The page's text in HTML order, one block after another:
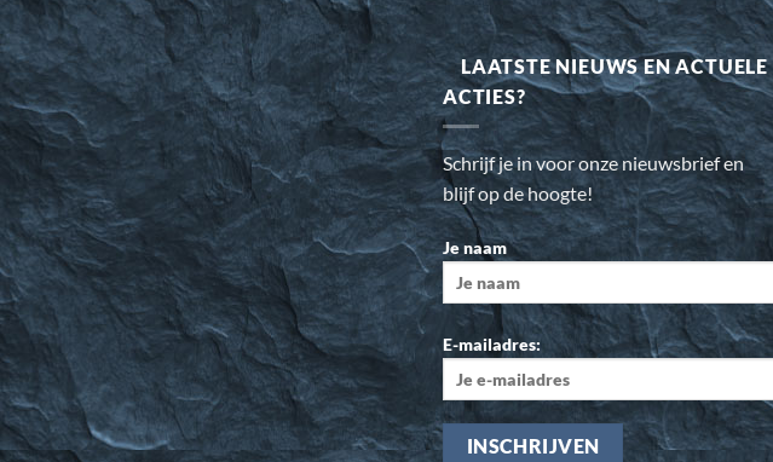
LAATSTE NIEUWS EN ACTUELE
ACTIES?
Schrijf je in voor onze nieuwsbrief en
blijf op de hoogte!
Je naam
E-mailadres: